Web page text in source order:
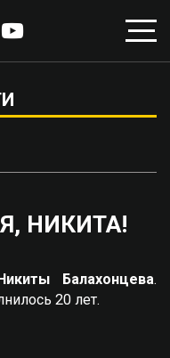
НИКИТА!
Балахонцева.
20 лет.